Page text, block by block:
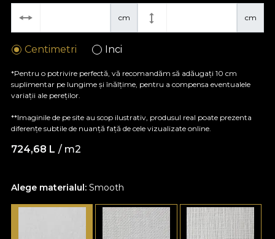
Alege materialul: Smooth
cm cm
Centimetri Inci
*Pentru o potrivire perfectă, vă recomandăm să adăugați 10 cm
suplimentar pe lungime și înălțime, pentru a compensa eventualele
variații ale pereților.
**Imaginile de pe site au scop ilustrativ, produsul real poate prezenta
diferențe subtile de nuanță față de cele vizualizate online.
724,68 L / m2